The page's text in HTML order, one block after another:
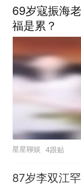
69岁寇振海
福是累？
星星聊娱 4跟贴
87岁李双江